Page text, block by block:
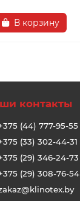
В корзину
контакты
(44) 777-95-55
(33) 302-44-31
(29) 346-24-73
(29) 308-76-54